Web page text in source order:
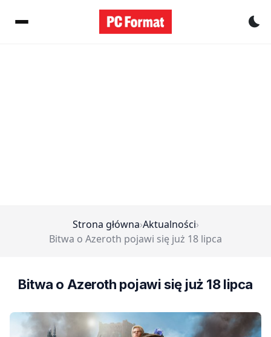
Strona główna›Aktualności›
Bitwa o Azeroth pojawi się już 18 lipca
Bitwa o Azeroth pojawi się już 18 lipca